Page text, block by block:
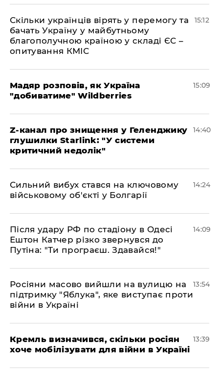
Скільки українців вірять у перемогу та
бачать Україну у майбутньому
благополучною країною у складі ЄС –
опитування КМІС
15:12
Мадяр розповів, як Україна
"добиватиме" Wildberries
15:09
Z-канал про знищення у Геленджику
глушилки Starlink: "У системи
критичний недолік"
14:40
Сильний вибух стався на ключовому
військовому об'єкті у Болгарії
14:24
Після удару РФ по стадіону в Одесі
Ештон Катчер різко звернувся до
Путіна: "Ти програєш. Здавайся!"
14:09
Росіяни масово вийшли на вулицю на
підтримку "Яблука", яке виступає проти
війни в Україні
13:54
Кремль визначився, скільки росіян
хоче мобілізувати для війни в Україні
13:39